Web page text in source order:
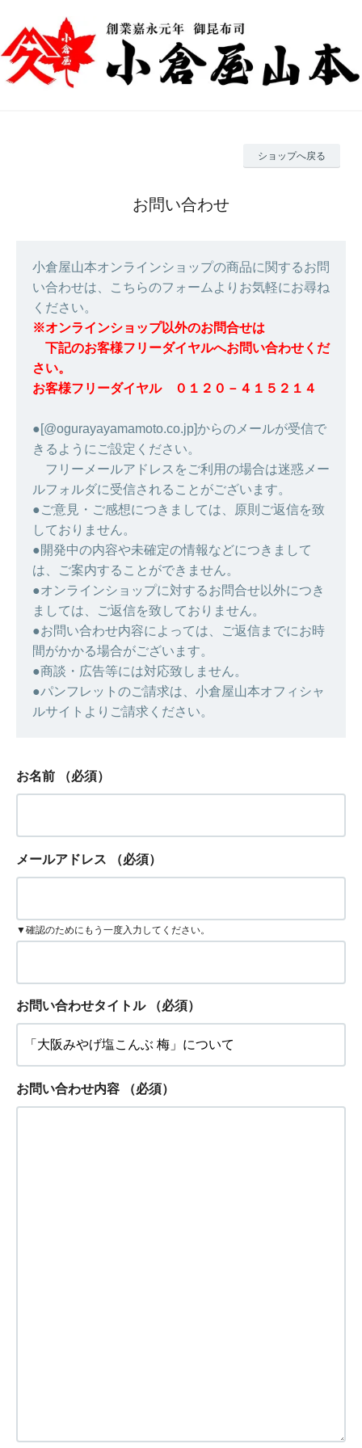
ショップへ戻る
お問い合わせ
小倉屋山本オンラインショップの商品に関するお問
い合わせは、こちらのフォームよりお気軽にお尋ね
ください。
※オンラインショップ以外のお問合せは
下記のお客様フリーダイヤルへお問い合わせくだ
さい。
お客様フリーダイヤル ０１２０－４１５２１４
●[@ogurayayamamoto.co.jp]からのメールが受信で
きるようにご設定ください。
フリーメールアドレスをご利用の場合は迷惑メー
ルフォルダに受信されることがございます。
●ご意見・ご感想につきましては、原則ご返信を致
しておりません。
●開発中の内容や未確定の情報などにつきまして
は、ご案内することができません。
●オンラインショップに対するお問合せ以外につき
ましては、ご返信を致しておりません。
●お問い合わせ内容によっては、ご返信までにお時
間がかかる場合がございます。
●商談・広告等には対応致しません。
●パンフレットのご請求は、小倉屋山本オフィシャ
ルサイトよりご請求ください。
お名前 （必須）
メールアドレス （必須）
▼確認のためにもう一度入力してください。
お問い合わせタイトル （必須）
お問い合わせ内容 （必須）